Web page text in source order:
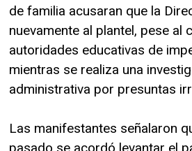
de familia acusaran que la
nuevamente al plantel, pese al
autoridades educativas de
mientras se realiza una
administrativa por presuntas
Las manifestantes señalaron
pasado se acordó levantar el